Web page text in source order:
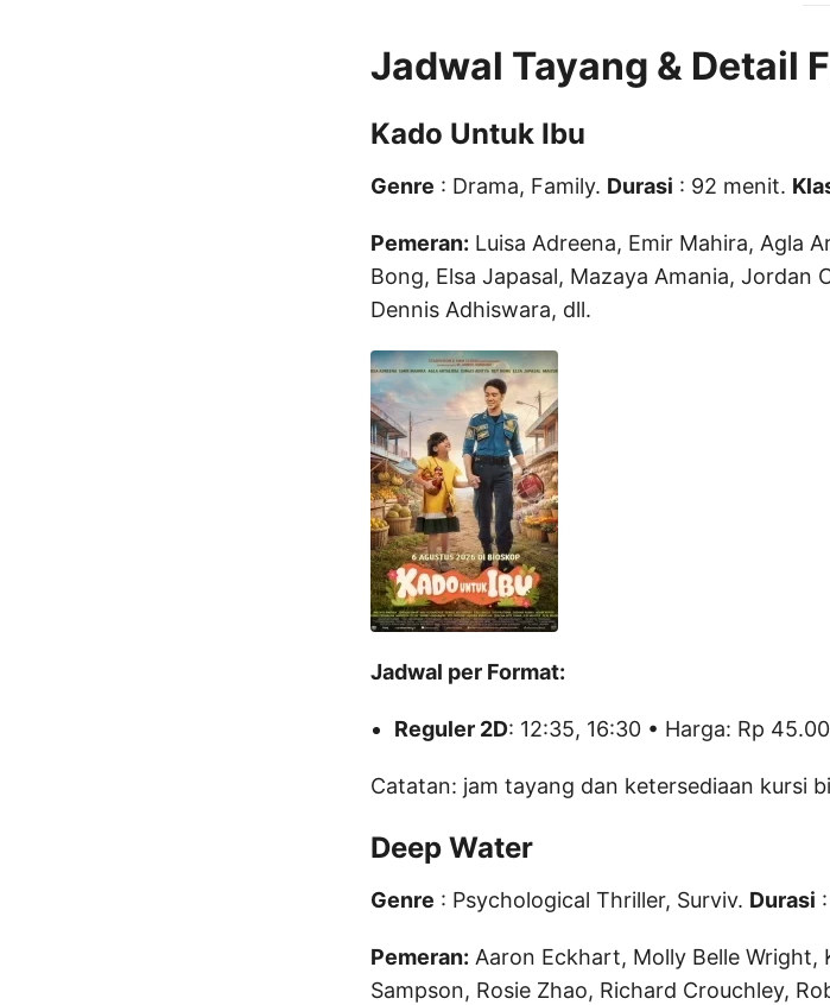
Jadwal Tayang & Detail
Kado Untuk Ibu
Genre : Drama, Family. Durasi : 92 menit.
Pemeran: Luisa Adreena, Emir Mahira, Agla
Bong, Elsa Japasal, Mazaya Amania, Jordan
Dennis Adhiswara, dll.
Jadwal per Format:
Reguler 2D: 12:35, 16:30 • Harga: Rp
Catatan: jam tayang dan ketersediaan kursi
Deep Water
Genre : Psychological Thriller, Surviv. Durasi
Pemeran: Aaron Eckhart, Molly Belle Wright,
Sampson, Rosie Zhao, Richard Crouchley,